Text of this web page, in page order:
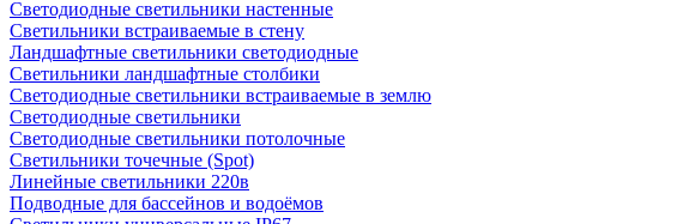
Светодиодные светильники настенные
Светильники встраиваемые в стену
Ландшафтные светильники светодиодные
Светильники ландшафтные столбики
Светодиодные светильники встраиваемые в землю
Светодиодные светильники
Светодиодные светильники потолочные
Светильники точечные (Spot)
Линейные светильники 220в
Подводные для бассейнов и водоёмов